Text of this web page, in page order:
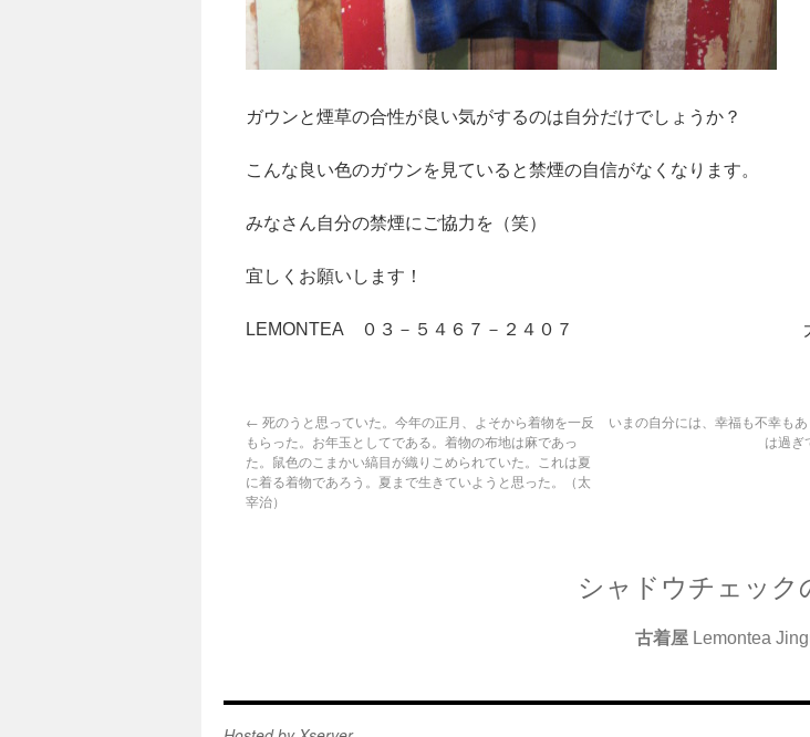
ガウンと煙草の合性が良い気がするのは自分だけでしょうか？
こんな良い色のガウンを見ていると禁煙の自信がなくなります。
みなさん自分の禁煙にご協力を（笑）
宜しくお願いします！
LEMONTEA ０３－５４６７－２４０７
← 死のうと思っていた。今年の正月、よそから着物を一反
もらった。お年玉としてである。着物の布地は麻であっ
た。鼠色のこまかい縞目が織りこめられていた。これは夏
に着る着物であろう。夏まで生きていようと思った。（太
宰治）
いまの自分には、幸福も不幸も
は過ぎ
シャドウチェック
古着屋 Lemontea